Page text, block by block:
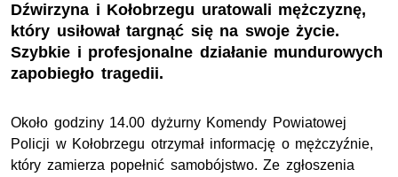
Dźwirzyna i Kołobrzegu uratowali mężczyznę,
który usiłował targnąć się na swoje życie.
Szybkie i profesjonalne działanie mundurowych
zapobiegło tragedii.
Około godziny 14.00 dyżurny Komendy Powiatowej
Policji w Kołobrzegu otrzymał informację o mężczyźnie,
który zamierza popełnić samobójstwo. Ze zgłoszenia